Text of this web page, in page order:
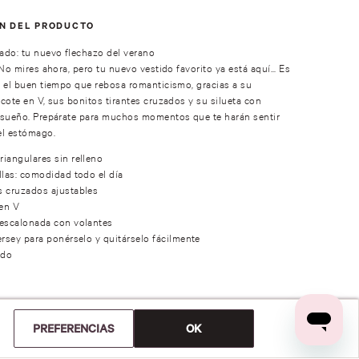
PREFERENCIAS OK
DEL PRODUCTO
tu nuevo flechazo del verano
mires ahora, pero tu nuevo vestido favorito ya está aquí... Es
buen tiempo que rebosa romanticismo, gracias a su
en V, sus bonitos tirantes cruzados y su silueta con
Prepárate para muchos momentos que te harán sentir
estómago.
sin relleno
comodidad todo el día
cruzados ajustables
V
con volantes
para ponérselo y quitárselo fácilmente